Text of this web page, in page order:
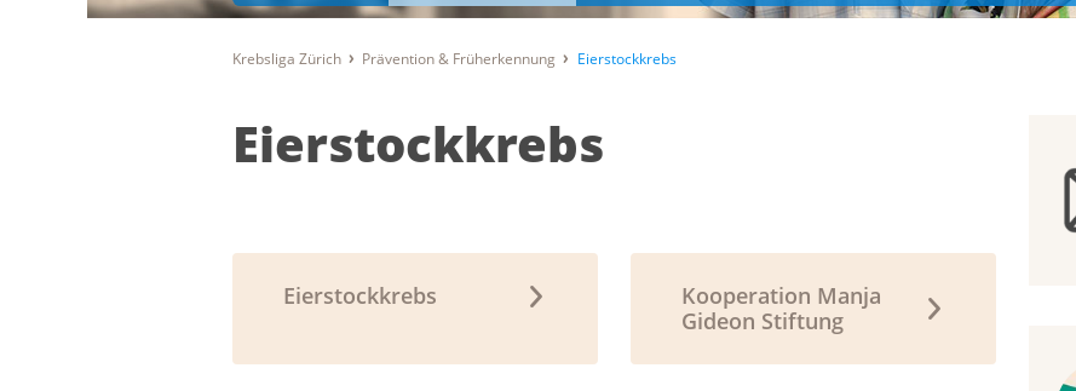
Krebsliga Zürich Prävention & Früherkennung Eierstockkrebs
Eierstockkrebs
Eierstockkrebs
Kooperation Manja
Gideon Stiftung